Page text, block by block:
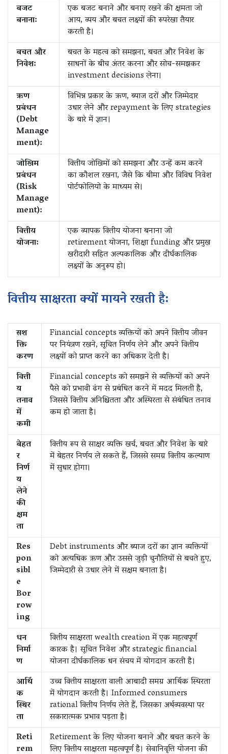
बजट
बनाना:
एक बजट बनाने और बनाए रखने की क्षमता जो
आय, व्यय और बचत लक्ष्यों की रूपरेखा तैयार
करती है।
बचत और
निवेश:
बचत के महत्व को समझना, बचत और निवेश के
साधनों के बीच अंतर करना और सोच-समझकर
investment decisions लेना।
ऋण
प्रबंधन
(Debt
Manage
ment):
विभिन्न प्रकार के ऋण, ब्याज दरों और जिम्मेदार
उधार लेने और repayment के लिए strategies
के बारे में ज्ञान।
जोखिम
प्रबंधन
(Risk
Manage
ment):
वित्तीय जोखिमों को समझना और उन्हें कम करने
का कौशल रखना, जैसे कि बीमा और विविध निवेश
पोर्टफोलियो के माध्यम से।
वित्तीय
योजना:
एक व्यापक वित्तीय योजना बनाना जो
retirement योजना, शिक्षा funding और प्रमुख
खरीदारी सहित अल्पकालिक और दीर्घकालिक
लक्ष्यों के अनुरूप हो।
वित्तीय साक्षरता क्यों मायने रखती है:
सश
क्ति
करण
Financial concepts व्यक्तियों को अपने वित्तीय जीवन
पर नियंत्रण रखने, सूचित निर्णय लेने और अपने वित्तीय
लक्ष्यों को प्राप्त करने का अधिकार देती है।
वित्ती
य
तनाव
में
कमी
Financial concepts को समझने से व्यक्तियों को अपने
पैसे को प्रभावी ढंग से प्रबंधित करने में मदद मिलती है,
जिससे वित्तीय अनिश्चितता और अस्थिरता से संबंधित तनाव
कम हो जाता है।
बेहत
र
निर्ण
य
लेने
की
क्षम
ता
वित्तीय रूप से साक्षर व्यक्ति खर्च, बचत और निवेश के बारे
में बेहतर निर्णय ले सकते हैं, जिससे समग्र वित्तीय कल्याण
में सुधार होगा।
Res
pon
sibl
e
Bor
row
ing
Debt instruments और ब्याज दरों का ज्ञान व्यक्तियों
को अत्यधिक ऋण और उससे जुड़ी चुनौतियों से बचते हुए,
जिम्मेदारी से उधार लेने में सक्षम बनाता है।
धन
निर्मा
ण
वित्तीय साक्षरता wealth creation में एक महत्वपूर्ण
कारक है। सूचित निवेश और strategic financial
योजना दीर्घकालिक धन संचय में योगदान करती है।
आर्थि
क
स्थिर
ता
उच्च वित्तीय साक्षरता वाली आबादी समग्र आर्थिक स्थिरता
में योगदान करती है। Informed consumers
rational वित्तीय निर्णय लेते हैं, जिसका अर्थव्यवस्था पर
सकारात्मक प्रभाव पड़ता है।
Reti
rem
Retirement के लिए योजना बनाने और बचत करने के
लिए वित्तीय साक्षरता महत्वपूर्ण है। सेवानिवृत्ति योजना की